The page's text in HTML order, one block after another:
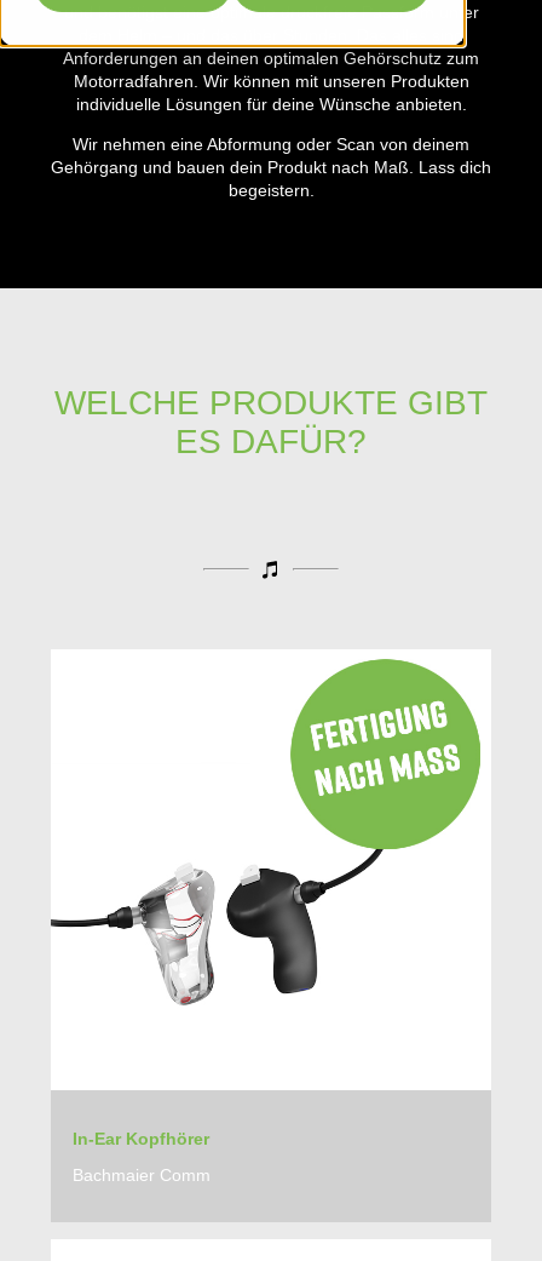
und benötigst eine optimale druckfreie Passform unter
dem Helm – und das über Stunden. Das alles sind
Anforderungen an deinen optimalen Gehörschutz zum
Motorradfahren. Wir können mit unseren Produkten
individuelle Lösungen für deine Wünsche anbieten.
Wir nehmen eine Abformung oder Scan von deinem
Gehörgang und bauen dein Produkt nach Maß. Lass dich
begeistern.
WELCHE PRODUKTE GIBT
ES DAFÜR?
In-Ear Kopfhörer
Bachmaier Comm